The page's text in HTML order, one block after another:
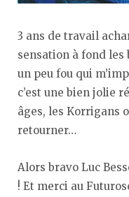
3 ans de travail
sensation à fond les
un peu fou qui
c’est une bien jolie
âges, les Korrigans
retourner…
Alors bravo Luc
! Et merci au